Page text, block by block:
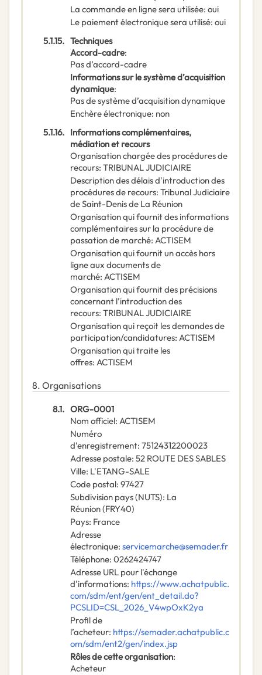
La commande en ligne sera utilisée: oui
Le paiement électronique sera utilisé: oui
5.1.15. Techniques
Accord-cadre:
Pas d’accord-cadre
Informations sur le système d’acquisition
dynamique:
Pas de système d’acquisition dynamique
Enchère électronique: non
5.1.16. Informations complémentaires,
médiation et recours
Organisation chargée des procédures de
recours: TRIBUNAL JUDICIAIRE
Description des délais d'introduction des
procédures de recours: Tribunal Judiciaire
de Saint-Denis de La Réunion
Organisation qui fournit des informations
complémentaires sur la procédure de
passation de marché: ACTISEM
Organisation qui fournit un accès hors
ligne aux documents de
marché: ACTISEM
Organisation qui fournit des précisions
concernant l’introduction des
recours: TRIBUNAL JUDICIAIRE
Organisation qui reçoit les demandes de
participation/candidatures: ACTISEM
Organisation qui traite les
offres: ACTISEM
8. Organisations
8.1. ORG-0001
Nom officiel: ACTISEM
Numéro
d’enregistrement: 75124312200023
Adresse postale: 52 ROUTE DES SABLES
Ville: L'ETANG-SALE
Code postal: 97427
Subdivision pays (NUTS): La
Réunion(FRY40)
Pays: France
Adresse
électronique: servicemarche@semader.fr
Téléphone: 0262424747
Adresse URL pour l'échange
d'informations: https://www.achatpublic.
com/sdm/ent/gen/ent_detail.do?
PCSLID=CSL_2026_V4wpOxK2ya
Profil de
l’acheteur: https://semader.achatpublic.c
om/sdm/ent2/gen/index.jsp
Rôles de cette organisation:
Acheteur